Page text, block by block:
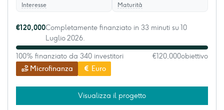
Interesse
Maturità
Microfinanza Euro
€120,000Completamente finanziato in 33 minuti su 10
Luglio 2026.
100% finanziato da 340 investitori €120,000obiettivo
Visualizza il progetto